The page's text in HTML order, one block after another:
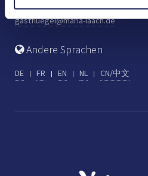
Fax: +49 (0) 2652 59-282
gastfluegel@maria-laach.de
Andere Sprachen
DE FR EN NL CN/中文